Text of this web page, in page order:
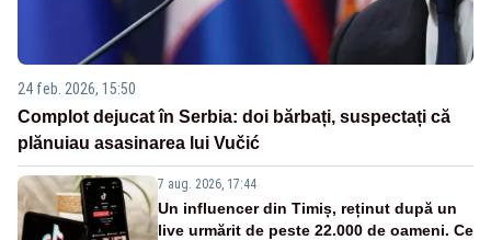
24 feb. 2026, 15:50
Complot dejucat în Serbia: doi bărbați, suspectați că
plănuiau asasinarea lui Vučić
7 aug. 2026, 17:44
Un influencer din Timiș, reținut după un
live urmărit de peste 22.000 de oameni. Ce